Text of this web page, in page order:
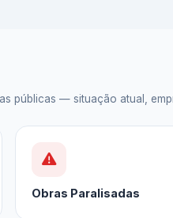
públicas — situação atual,
Obras Paralisadas